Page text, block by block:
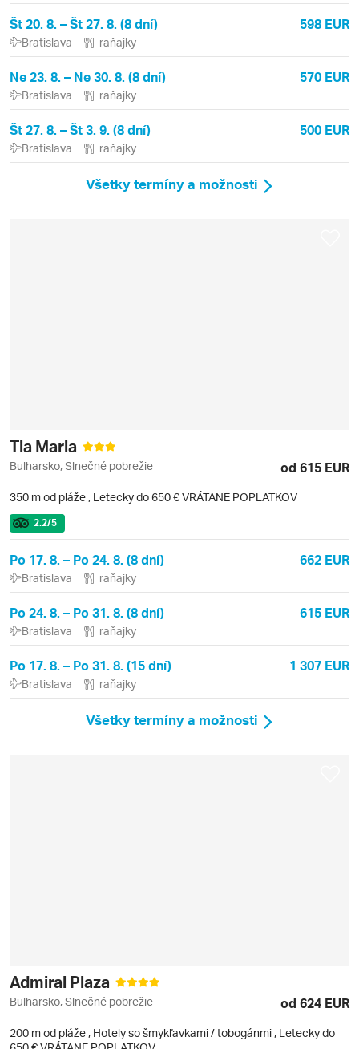
Št 20. 8. – Št 27. 8. (8 dní) 598 EUR
Bratislava raňajky
Ne 23. 8. – Ne 30. 8. (8 dní) 570 EUR
Bratislava raňajky
Št 27. 8. – Št 3. 9. (8 dní) 500 EUR
Bratislava raňajky
Všetky termíny a možnosti
Tia Maria
Bulharsko, Slnečné pobrežie od 615 EUR
350 m od pláže , Letecky do 650 € VRÁTANE POPLATKOV
2.2/5
Po 17. 8. – Po 24. 8. (8 dní) 662 EUR
Bratislava raňajky
Po 24. 8. – Po 31. 8. (8 dní) 615 EUR
Bratislava raňajky
Po 17. 8. – Po 31. 8. (15 dní) 1 307 EUR
Bratislava raňajky
Všetky termíny a možnosti
Admiral Plaza
Bulharsko, Slnečné pobrežie od 624 EUR
200 m od pláže , Hotely so šmykľavkami / tobogánmi , Letecky do